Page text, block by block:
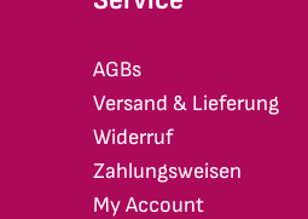
AGBs
Versand & Lieferung
Widerruf
Zahlungsweisen
My Account